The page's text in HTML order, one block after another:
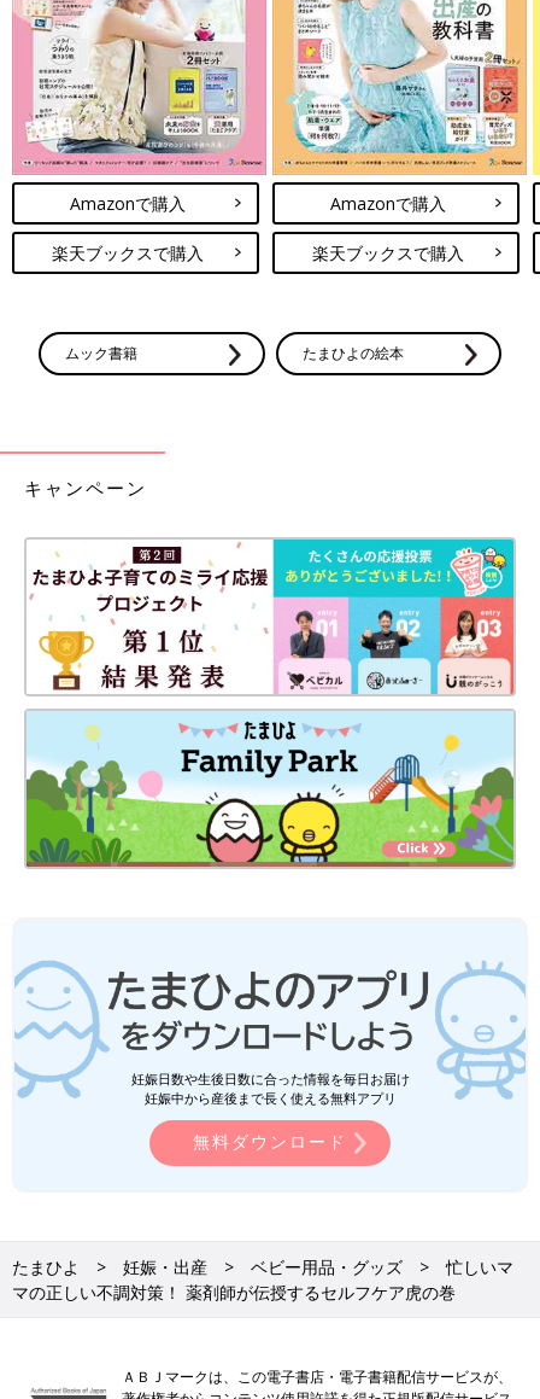
（３）第2類医薬品
風邪薬や解熱剤、そして漢方薬などが含まれます。とくに、依存
性のあるものは「指定第2類医薬品」という分類名で呼ばれてい
ます。
（４）第3類医薬品
ビタミンB・Cをはじめとする健康食品や整腸剤などがありま
す。
医薬品」、「第3類医薬品」は、薬局やドラッグストアだけでは
なく、正式に認められた登録販売者が従事しているスーパーやコ
一般用医薬品を利用するメリットは、簡単に購入できる場所が複
数あること、病院を訪れる手間や費用を抑えられることなどがあ
一方で、誤った使用方法や副作用の恐れなどもあるため、どんな
薬剤でもやはり薬剤師から指示を受けて購入することが一番で
す。また、効果が得られない場合は、早めに医療機関を受診する
ことも必要です。
かかりつけ薬剤師を持つ
「かかりつけ薬剤師」とは、治療方法や医療用品などの知識はも
ちろん、健康管理や介護に関する知識・経験が豊富な薬剤師のこ
とです。
基本的な知識に加えて、3年以上の薬局経験があること、当該薬
かかりつけ薬剤師を指名するメリットは以下の通りです。
●異なる病院から処方された薬やドラッグストアなどで購入した
一般用医薬品について、副作用や相互作用のリスクを判断し教え
選ぶことが大切です。
Amazonで購入
楽天ブックスで購入
Amazonで購入
楽天ブックスで購入
ムック書籍 たまひよの絵本
キャンペーン
妊娠日数や生後日数に合った情報を毎日お届け
妊娠中から産後まで長く使える無料アプリ
無料ダウンロード
たまひよ 妊娠・出産 ベビー用品・グッズ
忙しいマ
マの正しい不調対策！ 薬剤師が伝授するセルフケア虎の巻
ＡＢＪマークは、この電子書店・電子書籍配信サービスが、